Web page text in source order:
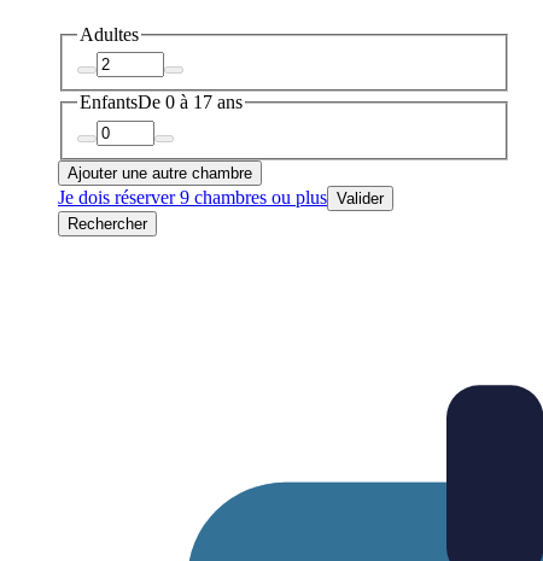
Adultes
EnfantsDe 0 à 17 ans
Ajouter une autre chambre
Je dois réserver 9 chambres ou plus Valider
Rechercher